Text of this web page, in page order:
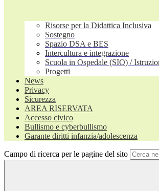
Risorse per la Didattica Inclusiva
Sostegno
Spazio DSA e BES
Intercultura e integrazione
Scuola in Ospedale (SIO) /
Progetti
News
Privacy
Sicurezza
AREA RISERVATA
Accesso civico
Bullismo e cyberbullismo
Garante diritti infanzia/adolescenza
Campo di ricerca per le pagine del sito